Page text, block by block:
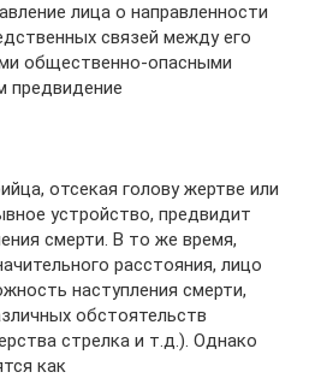
лица о направленности
связей между его
общественно-опасными
предвидение
отсекая голову жертве или
устройство, предвидит
смерти. В то же время,
расстояния, лицо
наступления смерти,
обстоятельств
стрелка и т.д.). Однако
как